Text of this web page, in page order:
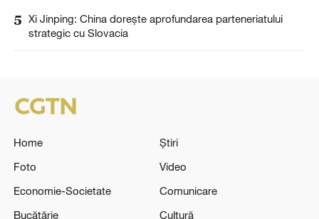
5 Xi Jinping: China dorește aprofundarea parteneriatului
strategic cu Slovacia
Home
Știri
Foto
Video
Economie-Societate
Comunicare
Bucătărie
Cultură